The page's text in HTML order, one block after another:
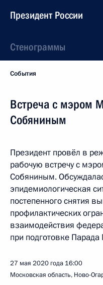
Президент России
Стенограммы
События
Встреча с мэром
Собяниным
Президент провёл в
рабочую встречу с
Собяниным.
эпидемиологическая
постепенного снятия
профилактических
взаимодействия
при подготовке
27 мая 2020 года 16:00
Московская область, Ново-